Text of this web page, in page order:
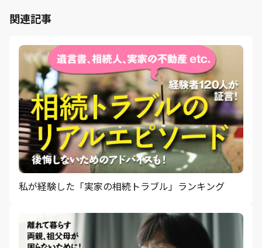
関連記事
私が経験した「実家の相続トラブル」ランキング